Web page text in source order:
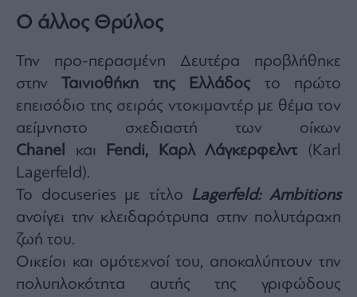
Ο άλλος Θρύλος
Την προ-περασμένη Δευτέρα προβλήθηκε
στην Ταινιοθήκη της Ελλάδος το πρώτο
επεισόδιο της σειράς ντοκιμαντέρ με θέμα τον
αείμνηστο σχεδιαστή των οίκων
Chanel
και Fendi, Καρλ Λάγκερφελντ (Karl
Lagerfeld).
Το docuseries με τίτλο Lagerfeld: Ambitions
ανοίγει την κλειδαρότρυπα στην πολυτάραχη
ζωή του.
Οικείοι και ομότεχνοί του, αποκαλύπτουν την
πολυπλοκότητα αυτής της γριφώδους